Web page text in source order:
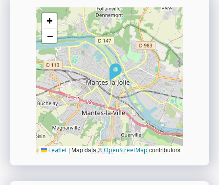
+
−
Leaflet | Map data ©OpenStreetMap contributors